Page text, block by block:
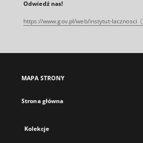
Odwiedź nas!
https://www.gov.pl/web/instytut-lacznosci
MAPA STRONY
Strona główna
Kolekcje